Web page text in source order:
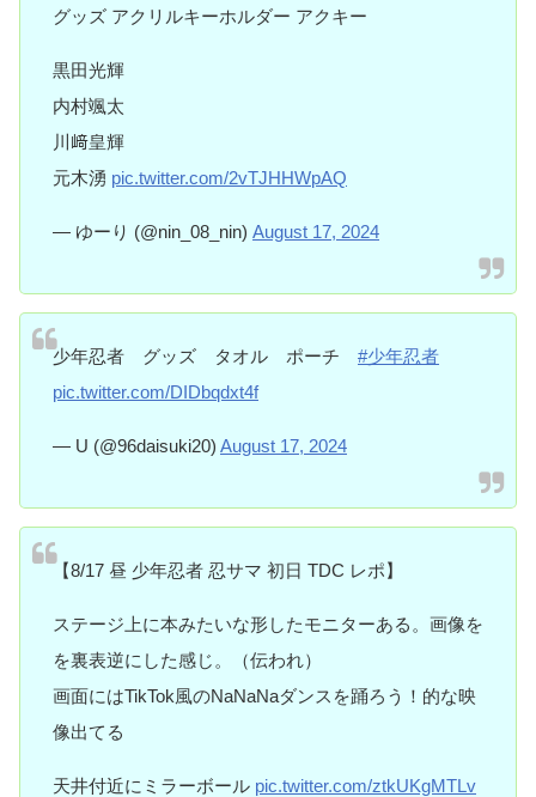
グッズ アクリルキーホルダー アクキー
黒田光輝
内村颯太
川﨑皇輝
元木湧 pic.twitter.com/2vTJHHWpAQ
— ゆーり (@nin_08_nin) August 17, 2024
少年忍者 グッズ タオル ポーチ #少年忍者
pic.twitter.com/DIDbqdxt4f
— U (@96daisuki20) August 17, 2024
【8/17 昼 少年忍者 忍サマ 初日 TDC レポ】
ステージ上に本みたいな形したモニターある。画像を
を裏表逆にした感じ。（伝われ）
画面にはTikTok風のNaNaNaダンスを踊ろう！的な映
像出てる
天井付近にミラーボール pic.twitter.com/ztkUKgMTLv